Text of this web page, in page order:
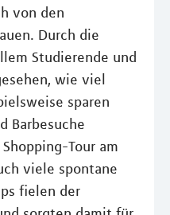
von den
Durch die
Studierende und
wie viel
sparen
Barbesuche
Tour am
viele spontane
fielen der